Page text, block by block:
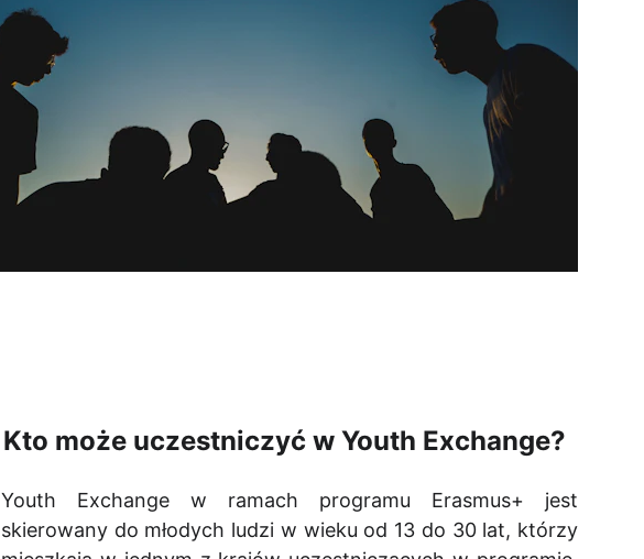
Youth Exchange w ramach programu Erasmus+ jest
skierowany do młodych ludzi w wieku od 13 do 30 lat, którzy
Kto może uczestniczyć w Youth Exchange?